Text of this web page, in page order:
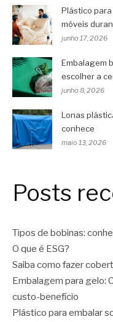
Plástico
móveis
junho 17, 2026
Embalagem
escolher a
junho 8, 2026
Lonas
conhece
maio 13, 2026
Posts
Tipos de bobinas:
O que é ESG?
Saiba como fazer
Embalagem para gelo:
custo-benefício
Plástico para embalar